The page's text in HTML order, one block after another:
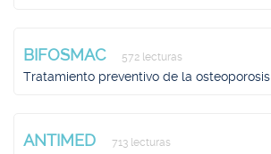
BIFOSMAC 572 lecturas
Tratamiento preventivo de la osteoporosis
ANTIMED 713 lecturas